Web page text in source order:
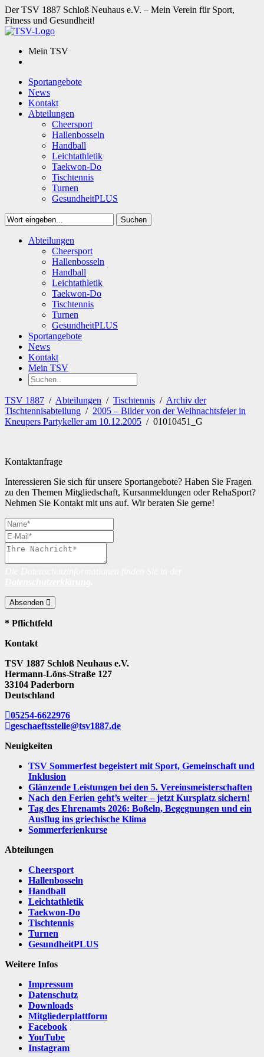
Der TSV 1887 Schloß Neuhaus e.V. – Mein Verein für Sport,
Fitness und Gesundheit!
Mein TSV
Sportangebote
News
Kontakt
Abteilungen
Cheersport
Hallenbosseln
Handball
Leichtathletik
Taekwon-Do
Tischtennis
Turnen
GesundheitPLUS
Suchen
SuchenAbteilungen
Cheersport
Hallenbosseln
Handball
Leichtathletik
Taekwon-Do
Tischtennis
Turnen
GesundheitPLUS
Sportangebote
News
Kontakt
Mein TSV
TSV 1887 / Abteilungen / Tischtennis / Archiv der
Tischtennisabteilung / 2005 – Bilder von der Weihnachtsfeier in
Kneupers Partykeller am 10.12.2005 / 01010451_G
Kontaktanfrage
Interessieren Sie sich für unsere Sportangebote? Haben Sie Fragen
zu den Themen Mitgliedschaft, Kursanmeldungen oder RehaSport?
Nehmen Sie Kontakt mit uns auf. Wir beraten Sie gerne!
Absenden
* Pflichtfeld
Kontakt
TSV 1887 Schloß Neuhaus e.V.
Hermann-Löns-Straße 127
33104 Paderborn
Deutschland
05254-6622976
geschaeftsstelle@tsv1887.de
Neuigkeiten
TSV Sommerfest begeistert mit Sport, Gemeinschaft und
Inklusion
Glänzende Leistungen bei den 5. Vereinsmeisterschaften
Nach den Ferien geht’s weiter – jetzt Kursplatz sichern!
Tag des Ehrenamts 2026: Boßeln, Begegnungen und ein
Ausflug ins griechische Klima
Sommerferienkurse
Abteilungen
Cheersport
Hallenbosseln
Handball
Leichtathletik
Taekwon-Do
Tischtennis
Turnen
GesundheitPLUS
Weitere Infos
Impressum
Datenschutz
Downloads
Mitgliederplattform
Facebook
YouTube
Instagram